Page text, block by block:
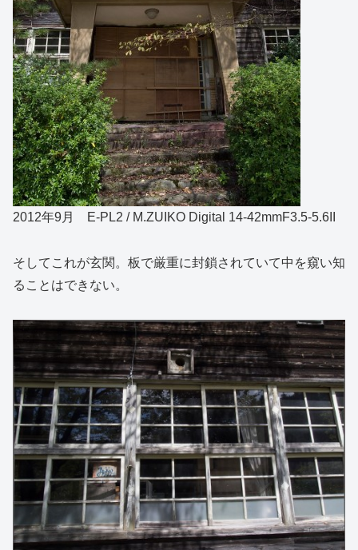
2012年9月 E-PL2 / M.ZUIKO Digital 14-42mmF3.5-5.6II
そしてこれが玄関。板で厳重に封鎖されていて中を窺い知
ることはできない。